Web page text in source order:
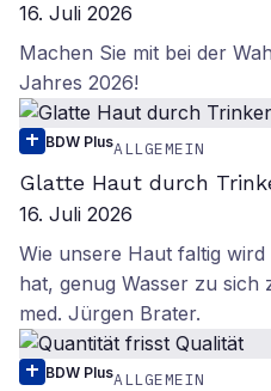
16. Juli 2026
Machen Sie mit bei der
Jahres 2026!
BDW PlusALLGEMEIN
Glatte Haut durch
16. Juli 2026
Wie unsere Haut faltig
hat, genug Wasser zu sich
med. Jürgen Brater.
BDW PlusALLGEMEIN